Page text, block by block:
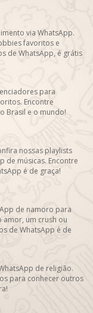
via WhatsApp.
favoritos e
de WhatsApp, é grátis
para
Encontre
Brasil e o mundo!
nossas playlists
de músicas. Encontre
é de graça!
de namoro para
amor, um crush ou
de WhatsApp é de
de religião.
para conhecer outros